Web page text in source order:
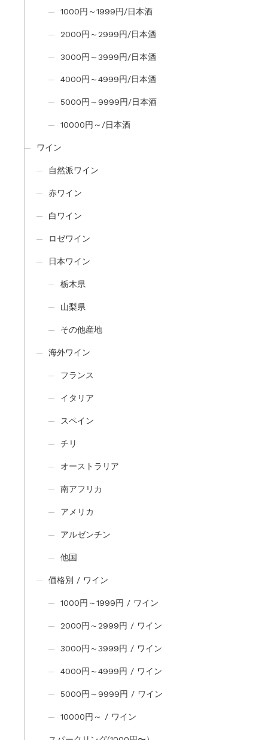
1000円～1999円/日本酒
2000円～2999円/日本酒
3000円～3999円/日本酒
4000円～4999円/日本酒
5000円～9999円/日本酒
10000円～/日本酒
ワイン
自然派ワイン
赤ワイン
白ワイン
ロゼワイン
日本ワイン
栃木県
山梨県
その他産地
海外ワイン
フランス
イタリア
スペイン
チリ
オーストラリア
南アフリカ
アメリカ
アルゼンチン
他国
価格別 / ワイン
1000円～1999円 / ワイン
2000円～2999円 / ワイン
3000円～3999円 / ワイン
4000円～4999円 / ワイン
5000円～9999円 / ワイン
10000円～ / ワイン